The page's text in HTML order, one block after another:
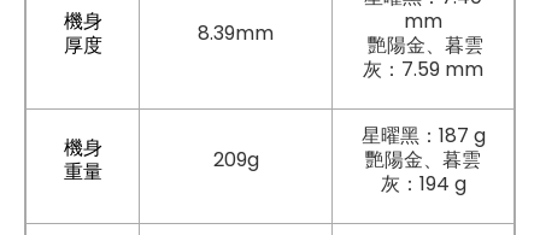
機身
厚度
8.39mm
mm
艷陽金、暮雲
灰：7.59 mm
機身
重量
209g
星曜黑：187 g
艷陽金、暮雲
灰：194 g